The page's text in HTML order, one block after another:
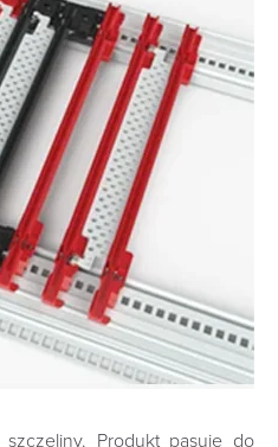
Produkt pasuje do